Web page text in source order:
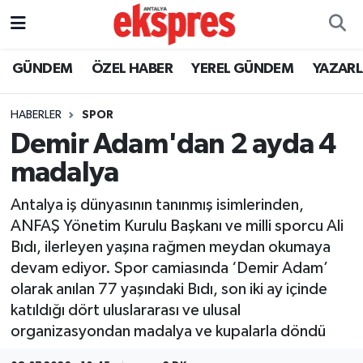
GÜNDEM ÖZEL HABER YEREL GÜNDEM
HABERLER SPOR
Demir Adam'dan 2 ayda 4
madalya
Antalya iş dünyasının tanınmış isimlerinden,
ANFAŞ Yönetim Kurulu Başkanı ve milli sporcu Ali
Bıdı, ilerleyen yaşına rağmen meydan okumaya
devam ediyor. Spor camiasında ‘Demir Adam’
olarak anılan 77 yaşındaki Bıdı, son iki ay içinde
katıldığı dört uluslararası ve ulusal
organizasyondan madalya ve kupalarla döndü
ÖZEL HABER
YEREL GÜNDEM
EKONOMİ
KÜLTÜR - SANAT
SPOR
SİYASET
Nöbetçi Eczaneler
Trafik Durumu
Süper Lig Puan Durumu ve Fikstür
Tüm Manşetler
Son Dakika Haberleri
Haber Arşivi